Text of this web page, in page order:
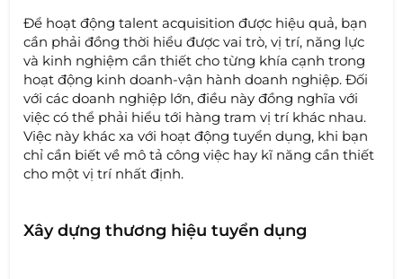
Để hoạt động talent acquisition được hiệu quả, bạn
cần phải đồng thời hiểu được vai trò, vị trí, năng lực
và kinh nghiệm cần thiết cho từng khía cạnh trong
hoạt động kinh doanh-vận hành doanh nghiệp. Đối
với các doanh nghiệp lớn, điều này đồng nghĩa với
việc có thể phải hiểu tới hàng tram vị trí khác nhau.
Việc này khác xa với hoạt động tuyển dụng, khi bạn
chỉ cần biết về mô tả công việc hay kĩ năng cần thiết
cho một vị trí nhất định.
Xây dựng thương hiệu tuyển dụng